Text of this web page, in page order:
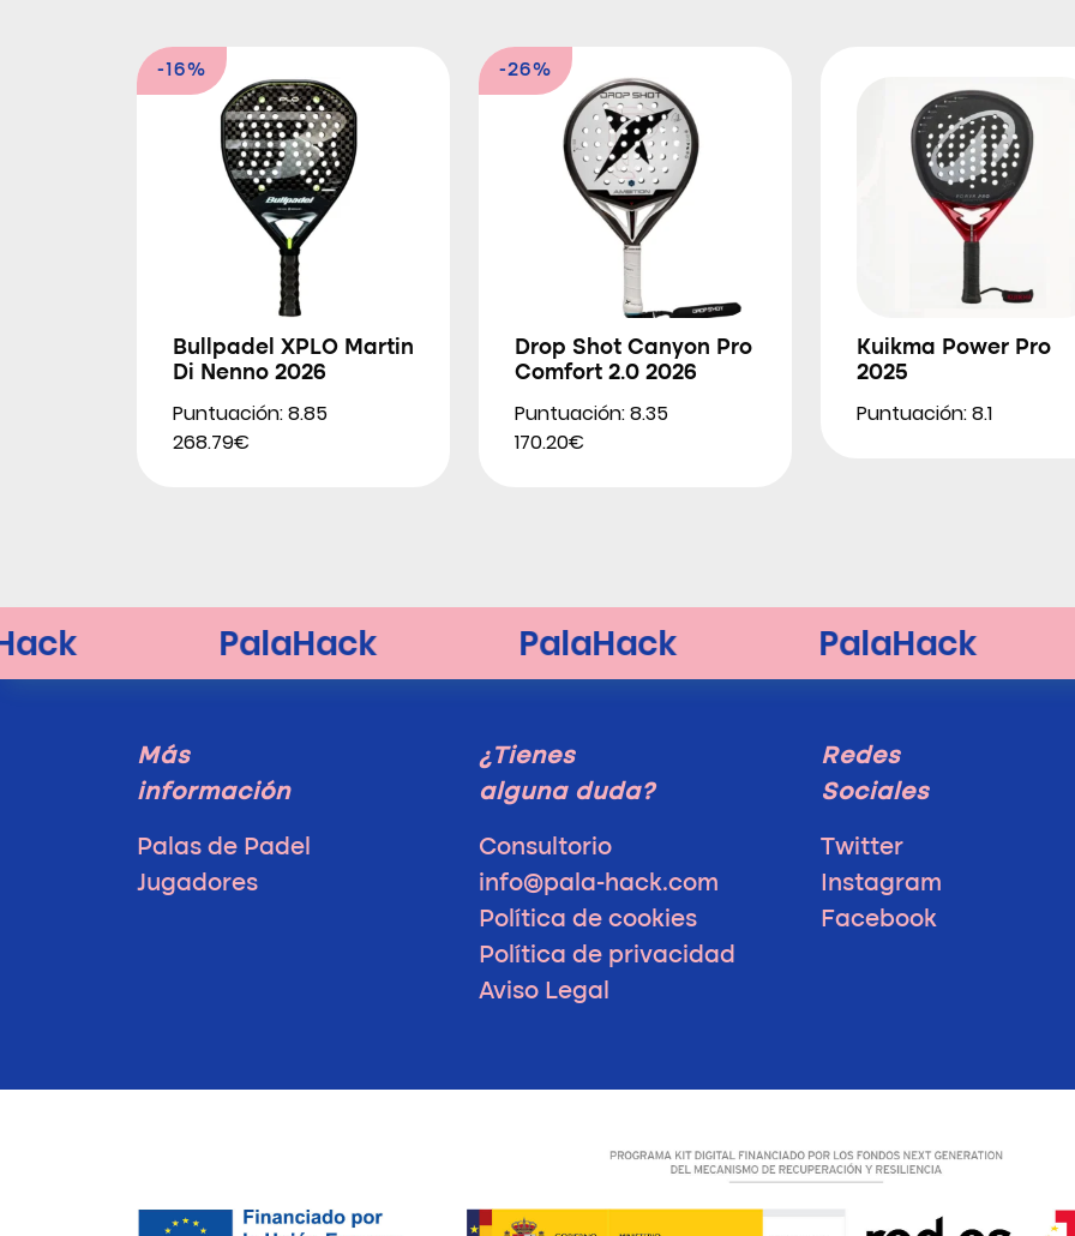
-16%
Bullpadel XPLO Martin
Di Nenno 2026
Puntuación: 8.85
268.79€
-26%
Drop Shot Canyon Pro
Comfort 2.0 2026
Puntuación: 8.35
170.20€
Kuikma Power Pro
2025
Puntuación: 8.1
Más
información
Palas de Padel
Jugadores
¿Tienes
alguna duda?
Consultorio
info@pala-hack.com
Política de cookies
Política de privacidad
Aviso Legal
Redes
Sociales
Twitter
Instagram
Facebook